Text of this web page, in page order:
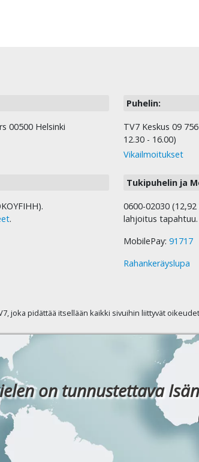
00500 Helsinki
Puhelin:
TV7 Keskus 09
12.30 - 16.00)
Vikailmoitukset
.
Tukipuhelin ja
0600-02030
lahjoitus tapahtuu.
MobilePay: 91717
Rahankeräyslupa
joka pidättää itsellään kaikki sivuihin liittyvät
on tunnustettava